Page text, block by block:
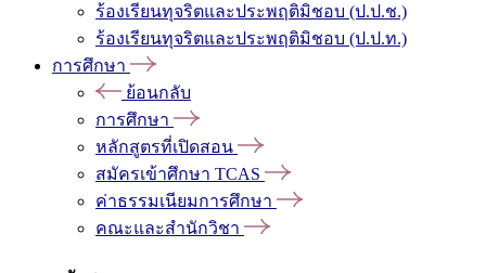
ร้องเรียนทุจริตและประพฤติมิชอบ (ป.ป.ช.)
ร้องเรียนทุจริตและประพฤติมิชอบ (ป.ป.ท.)
การศึกษา
ย้อนกลับ
การศึกษา
หลักสูตรที่เปิดสอน
สมัครเข้าศึกษา TCAS
ค่าธรรมเนียมการศึกษา
คณะและสำนักวิชา